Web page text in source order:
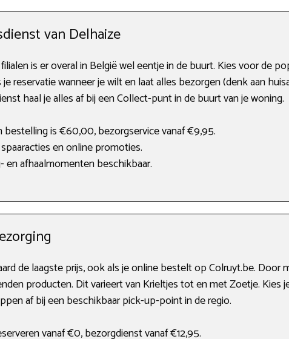
van Delhaize
is er overal in België wel eentje in de buurt. Kies voor de
reservatie wanneer je wilt en laat alles bezorgen (denk aan
haal je alles af bij een Collect-punt in de buurt van je woning.
bestelling is €60,00, bezorgservice vanaf €9,95.
en online promoties.
en afhaalmomenten beschikbaar.
de laagste prijs, ook als je online bestelt op Colruyt.be. Door
producten. Dit varieert van Krieltjes tot en met Zoetje. Kies
af bij een beschikbaar pick-up-point in de regio.
vanaf €0, bezorgdienst vanaf €12,95.